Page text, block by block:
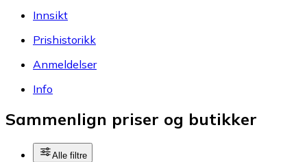
Innsikt
Prishistorikk
Anmeldelser
Info
Sammenlign priser og butikker
Alle filtre